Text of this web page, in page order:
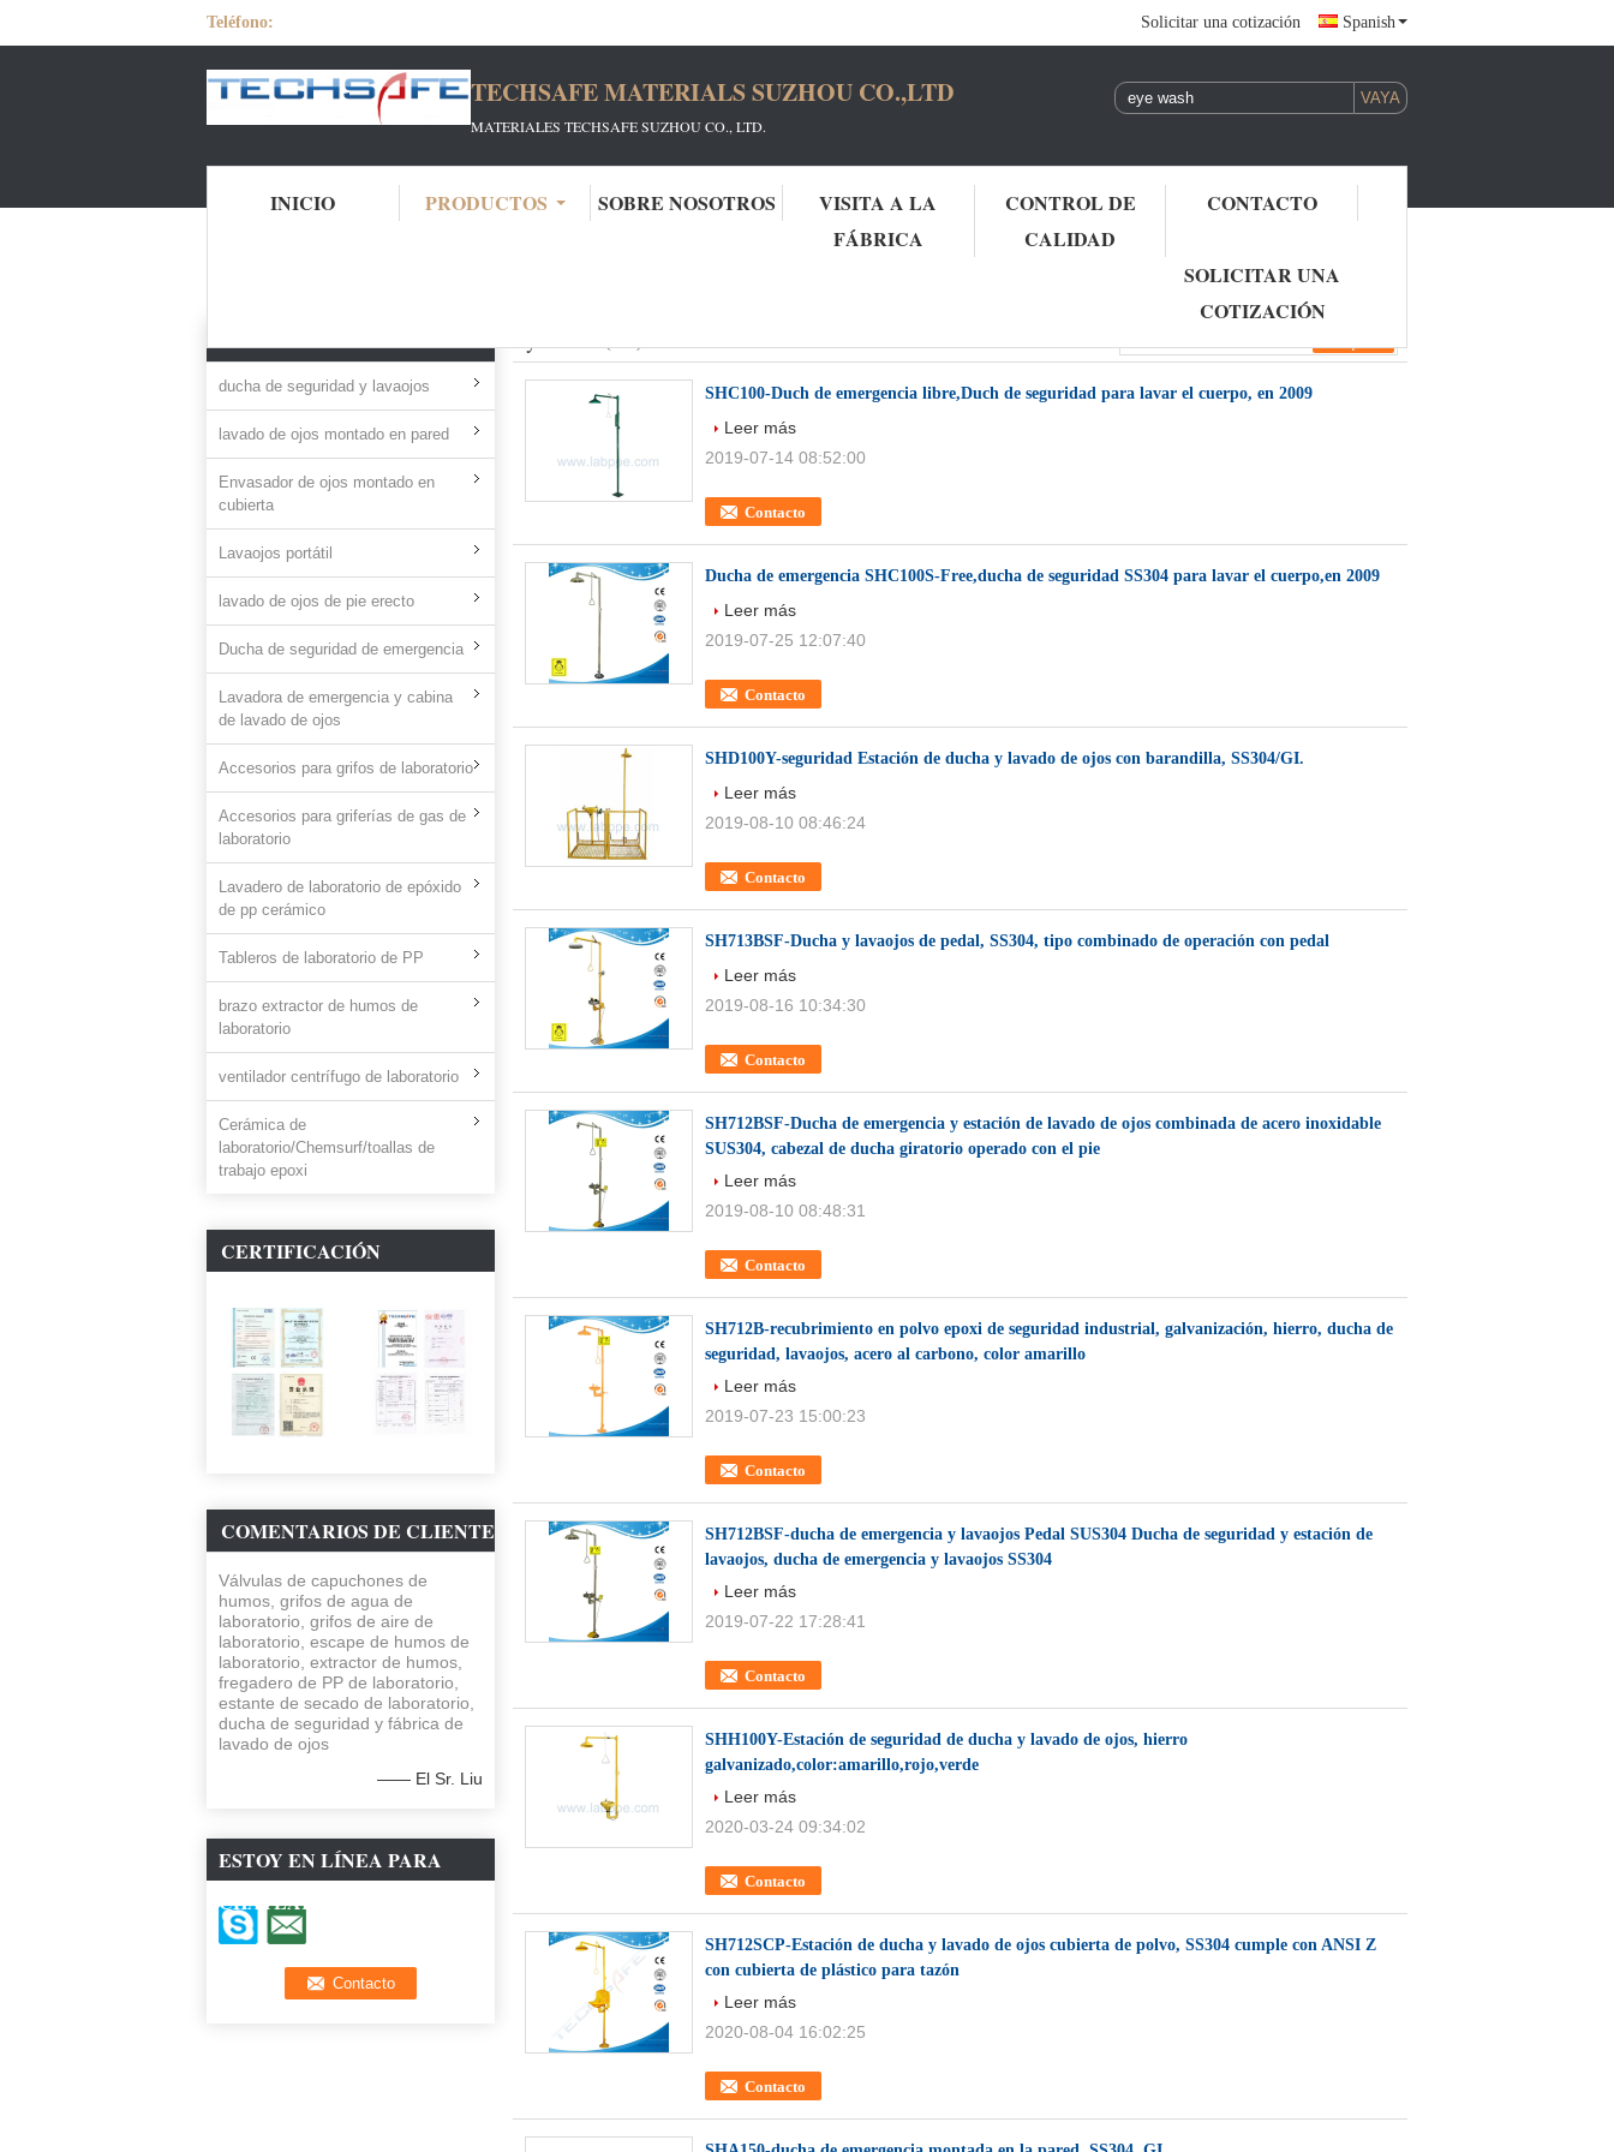
Teléfono: Solicitar una cotización Spanish
TECHSAFE MATERIALS SUZHOU CO.,LTD
MATERIALES TECHSAFE SUZHOU CO., LTD.
INICIO PRODUCTOS SOBRE NOSOTROS
VISITA A LA
FÁBRICA
CONTROL DE
CALIDAD
CONTACTO
SOLICITAR UNA
COTIZACIÓN
TODOS LOS PRODUCTOS
ducha de seguridad y lavaojos
lavado de ojos montado en pared
Envasador de ojos montado en
cubierta
Lavaojos portátil
lavado de ojos de pie erecto
Ducha de seguridad de emergencia
Lavadora de emergencia y cabina
de lavado de ojos
Accesorios para grifos de laboratorio
Accesorios para griferías de gas de
laboratorio
Lavadero de laboratorio de epóxido
de pp cerámico
Tableros de laboratorio de PP
brazo extractor de humos de
laboratorio
ventilador centrífugo de laboratorio
Cerámica de
laboratorio/Chemsurf/toallas de
trabajo epoxi
CERTIFICACIÓN
COMENTARIOS DE CLIENTE
Válvulas de capuchones de
humos, grifos de agua de
laboratorio, grifos de aire de
laboratorio, escape de humos de
laboratorio, extractor de humos,
fregadero de PP de laboratorio,
estante de secado de laboratorio,
ducha de seguridad y fábrica de
lavado de ojos
—— El Sr. Liu
ESTOY EN LÍNEA PARA
CHATEAR AHORA
Eye Wash (150)
SHC100-Duch de emergencia libre,Duch de seguridad para lavar el cuerpo, en 2009
Contacto
Leer más
2019-07-14 08:52:00
Ducha de emergencia SHC100S-Free,ducha de seguridad SS304 para lavar el cuerpo,en 2009
Contacto
Leer más
2019-07-25 12:07:40
SHD100Y-seguridad Estación de ducha y lavado de ojos con barandilla, SS304/GI.
Contacto
Leer más
2019-08-10 08:46:24
SH713BSF-Ducha y lavaojos de pedal, SS304, tipo combinado de operación con pedal
Contacto
Leer más
2019-08-16 10:34:30
SH712BSF-Ducha de emergencia y estación de lavado de ojos combinada de acero inoxidable
SUS304, cabezal de ducha giratorio operado con el pie
Contacto
Leer más
2019-08-10 08:48:31
SH712B-recubrimiento en polvo epoxi de seguridad industrial, galvanización, hierro, ducha de
seguridad, lavaojos, acero al carbono, color amarillo
Contacto
Leer más
2019-07-23 15:00:23
SH712BSF-ducha de emergencia y lavaojos Pedal SUS304 Ducha de seguridad y estación de
lavaojos, ducha de emergencia y lavaojos SS304
Contacto
Leer más
2019-07-22 17:28:41
SHH100Y-Estación de seguridad de ducha y lavado de ojos, hierro
galvanizado,color:amarillo,rojo,verde
Contacto
Leer más
2020-03-24 09:34:02
SH712SCP-Estación de ducha y lavado de ojos cubierta de polvo, SS304 cumple con ANSI Z
con cubierta de plástico para tazón
Contacto
Leer más
2020-08-04 16:02:25